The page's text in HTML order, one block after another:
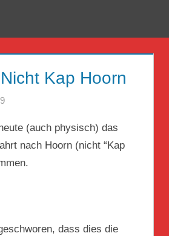
Kap Hoorn
(auch physisch) das
nach Hoorn (nicht “Kap
dass dies die